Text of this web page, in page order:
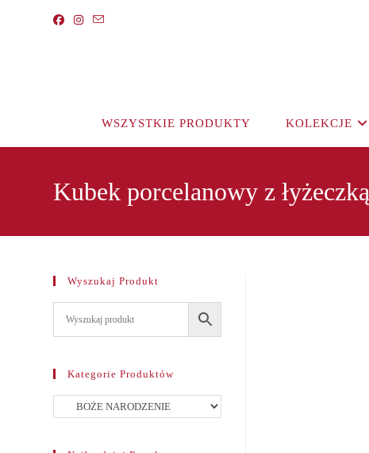
WSZYSTKIE PRODUKTY KOLEKCJE
Kubek porcelanowy z łyżeczką
Wyszukaj Produkt
Kategorie Produktów